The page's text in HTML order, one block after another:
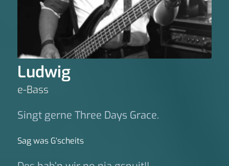
Ludwig
e-Bass
Singt gerne Three Days Grace.
Sag was G‘scheits